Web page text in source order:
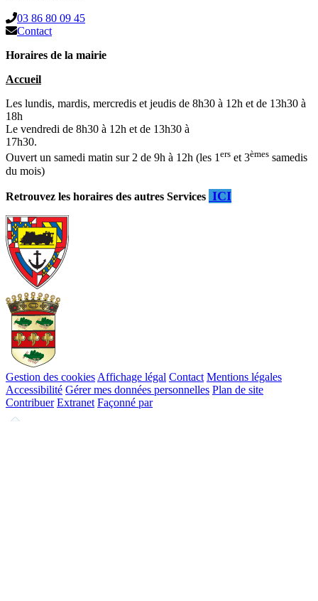
03 86 80 09 45
Contact
Horaires de la mairie
Accueil
Les lundis, mardis, mercredis et jeudis de 8h30 à 12h et de 13h30 à
18h
Le vendredi de 8h30 à 12h et de 13h30 à
17h30.
Ouvert un samedi matin sur 2 de 9h à 12h (les 1ers et 3èmes samedis
du mois)
Retrouvez les horaires des autres Services ICI
Gestion des cookies Affichage légal Contact Mentions légales
Accessibilité Gérer mes données personnelles Plan de site
Contribuer Extranet Façonné par